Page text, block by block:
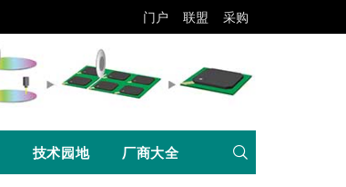
门户 联盟 采购
技术园地 厂商大全